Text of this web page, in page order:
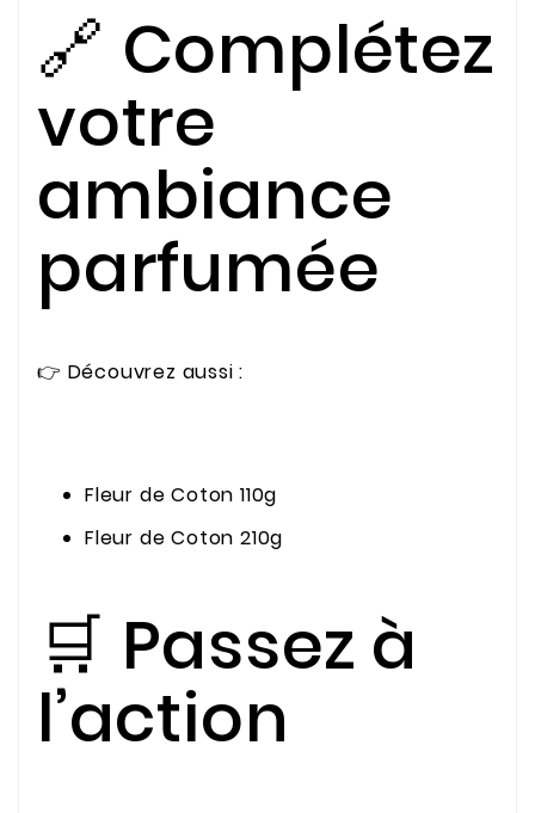
🔗 Complétez
votre
ambiance
parfumée
👉 Découvrez aussi :
Fleur de Coton 110g
Fleur de Coton 210g
🛒 Passez à
l’action